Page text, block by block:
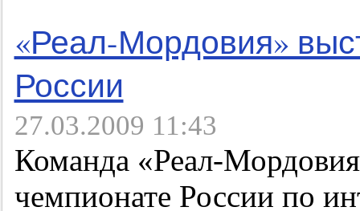
«Реал-Мордовия»
России
27.03.2009 11:43
Команда «Реал-
чемпионате России по